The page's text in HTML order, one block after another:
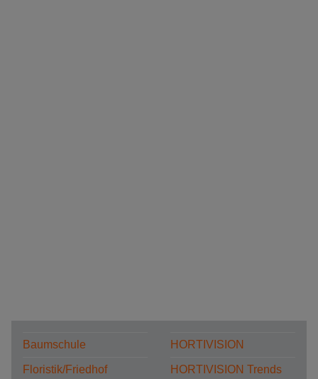
Baumschule
Floristik/Friedhof
HORTIVISION
HORTIVISION Trends